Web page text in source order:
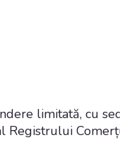
limitată, cu
Registrului